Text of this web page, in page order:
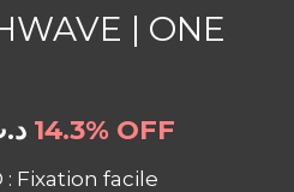
| ONE
14.3% OFF
Fixation facile